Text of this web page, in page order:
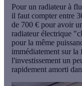
Pour un radiateur à
il faut compter entre
de 700 € pour avoir
radiateur électrique
pour la même
immédiatement sur
l'investissement un
rapidement amorti